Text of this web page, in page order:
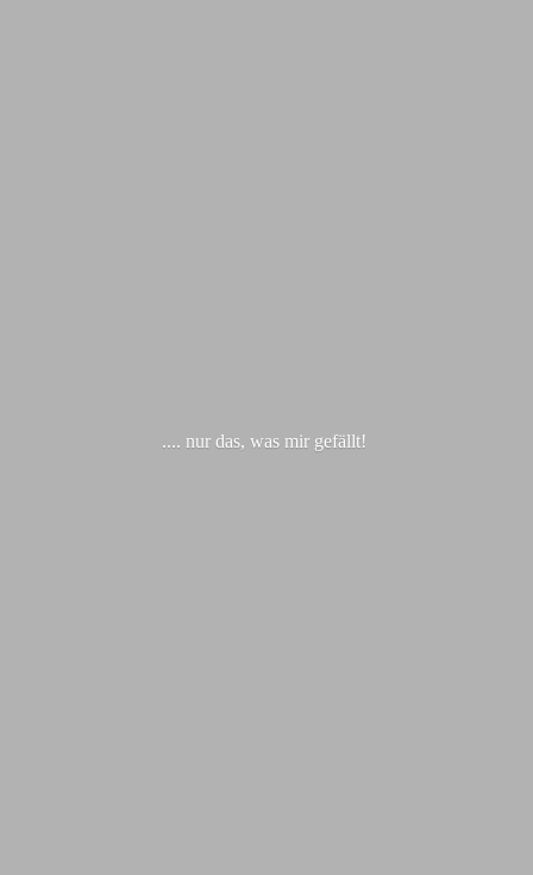
.... nur das, was mir gefällt!